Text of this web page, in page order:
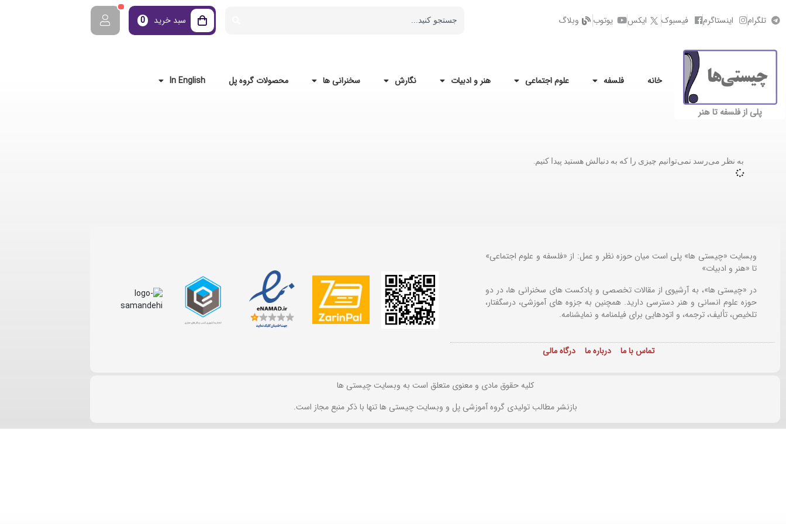
تلگرام اینستاگرم فیسبوک ایکس یوتوب وبلاگ سبد خرید 0
پلی از فلسفه تا هنر
خانه فلسفه علوم اجتماعی هنر و ادبیات نگارش سخنرانی ها محصولات گروه پل In English
به نظر می‌رسد نمی‌توانیم چیزی را که به دنبالش هستید پیدا کنیم.
وبسایت «چیستی ها» پلی است میان حوزه نظر و عمل: از «فلسفه و علوم اجتماعی»
تا «هنر و ادبیات»
در «چیستی ها»، به آرشیوی از مقالات تخصصی و پادکست های سخنرانی ها، در دو
حوزه علوم انسانی و هنر دسترسی دارید. همچنین به جزوه های آموزشی، درسگفتار،
تلخیص، تألیف، ترجمه، و اتودهایی برای فیلمنامه و نمایشنامه.
تماس با ما درباره ما درگاه مالی
کلیه حقوق مادی و معنوی متعلق است به وبسایت چیستی ها
بازنشر مطالب تولیدی گروه آموزشی پل و وبسایت چیستی ها تنها با ذکر منبع مجاز است.